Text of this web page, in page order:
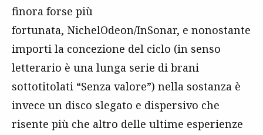
finora forse più
fortunata, NichelOdeon/InSonar, e nonostante
importi la concezione del ciclo (in senso
letterario è una lunga serie di brani
sottotitolati “Senza valore”) nella sostanza è
invece un disco slegato e dispersivo che
risente più che altro delle ultime esperienze